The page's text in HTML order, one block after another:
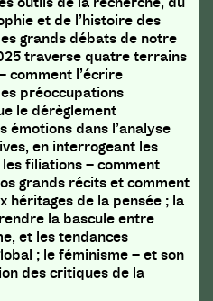
et de l’histoire des
grands débats de notre
traverse quatre terrains
comment l’écrire
préoccupations
le dérèglement
émotions dans l’analyse
en interrogeant les
filiations – comment
grands récits et comment
héritages de la pensée ; la
la bascule entre
et les tendances
; le féminisme – et son
des critiques de la